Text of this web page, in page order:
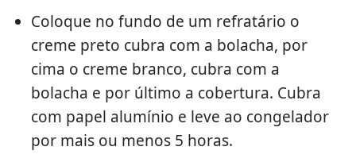
Coloque no fundo de um refratário o
creme preto cubra com a bolacha, por
cima o creme branco, cubra com a
bolacha e por último a cobertura. Cubra
com papel alumínio e leve ao congelador
por mais ou menos 5 horas.